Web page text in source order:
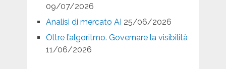
09/07/2026
Analisi di mercato AI 25/06/2026
Oltre l’algoritmo. Governare la visibilità
11/06/2026